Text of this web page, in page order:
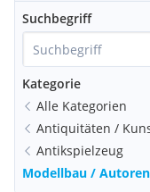
Suchbegriff
Kategorie
Alle Kategorien
Antiquitäten /
Antikspielzeug
Modellbau /